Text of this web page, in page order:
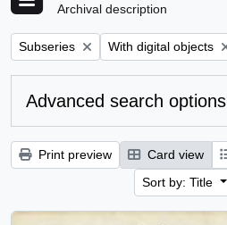
Archival description
Remove filter:
Subseries Remove filter:
With digital objects
Advanced search options
Print preview Card view
Sort by: Title